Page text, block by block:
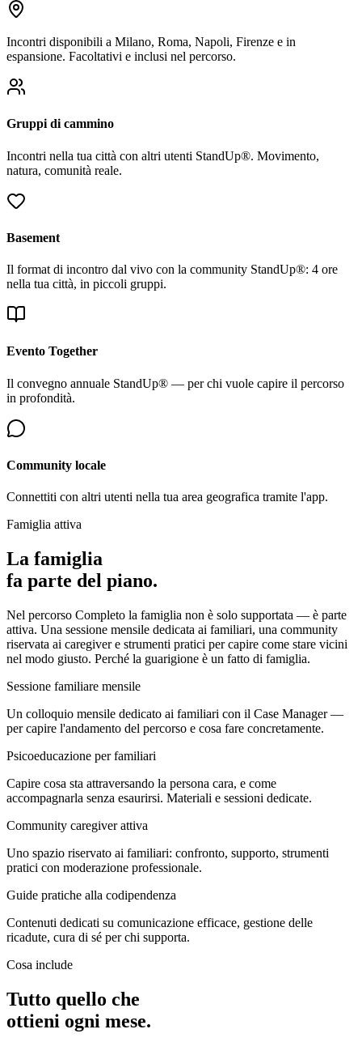
Incontri disponibili a Milano, Roma, Napoli, Firenze e in
espansione. Facoltativi e inclusi nel percorso.
Gruppi di cammino
Incontri nella tua città con altri utenti StandUp®. Movimento,
natura, comunità reale.
Basement
Il format di incontro dal vivo con la community StandUp®: 4 ore
nella tua città, in piccoli gruppi.
Evento Together
Il convegno annuale StandUp® — per chi vuole capire il percorso
in profondità.
Community locale
Connettiti con altri utenti nella tua area geografica tramite l'app.
Famiglia attiva
La famiglia
fa parte del piano.
Nel percorso Completo la famiglia non è solo supportata — è parte
attiva. Una sessione mensile dedicata ai familiari, una community
riservata ai caregiver e strumenti pratici per capire come stare vicini
nel modo giusto. Perché la guarigione è un fatto di famiglia.
Sessione familiare mensile
Un colloquio mensile dedicato ai familiari con il Case Manager —
per capire l'andamento del percorso e cosa fare concretamente.
Psicoeducazione per familiari
Capire cosa sta attraversando la persona cara, e come
accompagnarla senza esaurirsi. Materiali e sessioni dedicate.
Community caregiver attiva
Uno spazio riservato ai familiari: confronto, supporto, strumenti
pratici con moderazione professionale.
Guide pratiche alla codipendenza
Contenuti dedicati su comunicazione efficace, gestione delle
ricadute, cura di sé per chi supporta.
Cosa include
Tutto quello che
ottieni ogni mese.